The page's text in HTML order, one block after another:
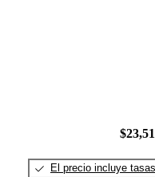
El precio incluye tasas